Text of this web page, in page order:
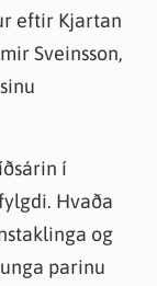
eftir Kjartan
Sveinsson,
í
Hvaða
og
parinu